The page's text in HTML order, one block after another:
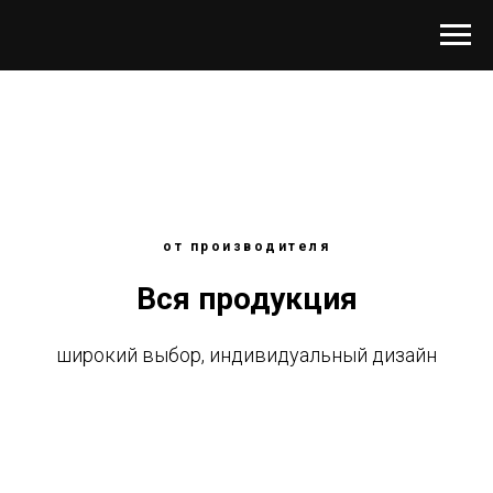
от производителя
Вся продукция
широкий выбор, индивидуальный дизайн